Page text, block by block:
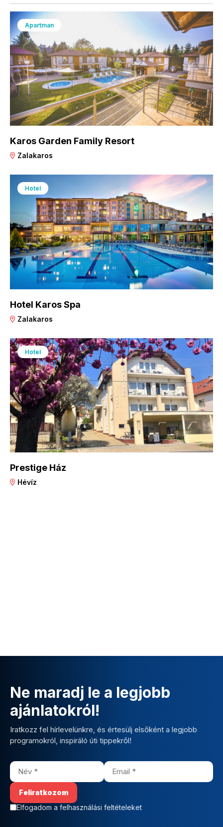
Apartman
Karos Garden Family Resort
Zalakaros
Hotel
Hotel Karos Spa
Zalakaros
Hotel
Prestige Ház
Hévíz
Ne maradj le a legjobb
ajánlatokról!
Iratkozz fel hírlevelünkre, és értesülj elsőként a legjobb
programokról, inspiráló úti tippekről!
Elfogadom a felhasználási feltételeket